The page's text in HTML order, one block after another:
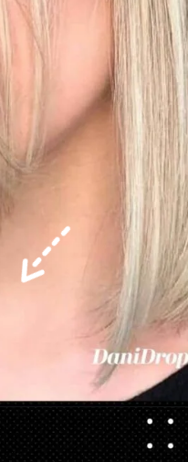
corte-de-cabelo-long-bob/